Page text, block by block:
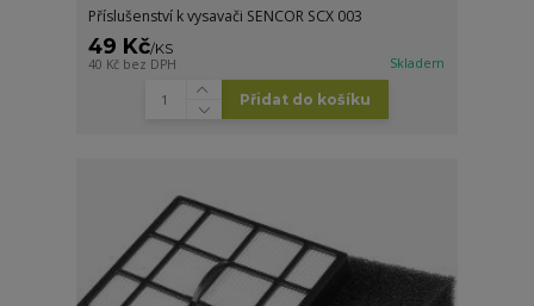
Příslušenství k vysavači SENCOR SCX 003
49 Kč/KS
40 Kč bez DPH Skladem
Přidat do košíku